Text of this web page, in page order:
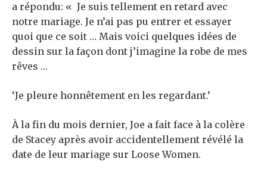
a répondu: « Je suis tellement en retard avec
notre mariage. Je n’ai pas pu entrer et essayer
quoi que ce soit … Mais voici quelques idées de
dessin sur la façon dont j’imagine la robe de mes
rêves …
‘Je pleure honnêtement en les regardant.’
À la fin du mois dernier, Joe a fait face à la colère
de Stacey après avoir accidentellement révélé la
date de leur mariage sur Loose Women.